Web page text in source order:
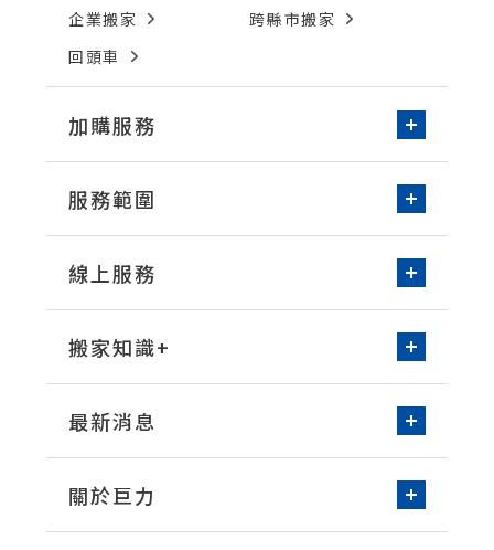
企業搬家
跨縣市搬家
回頭車
加購服務
新家收納-居家整理
免動手無痛搬家
環保物流箱租借
空屋清潔
洗衣機清潔
床墊清潔
服務範圍
台北/新北
新竹
台中
台南
線上服務
線上諮詢
搬家知識+
常見問題知識
搬家實際案例
最新消息
媒體報導
關於巨力